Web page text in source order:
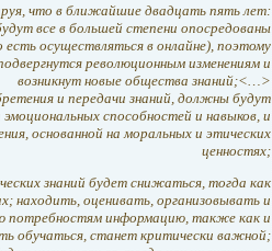
что в ближайшие двадцать пять лет:
все в большей степени опосредованы
осуществляться в онлайне), поэтому
революционным изменениям и
возникнут новые общества знаний;<…>
и передачи знаний, должны будут
способностей и навыков, и
основанной на моральных и этических
ценностях;
знаний будет снижаться, тогда как
находить, оценивать, организовывать и
потребностям информацию, также как и
обучаться, станет критически важной;